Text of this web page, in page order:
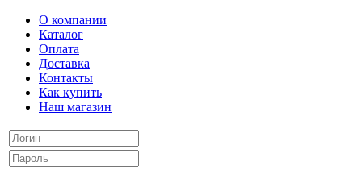
О компании
Каталог
Оплата
Доставка
Контакты
Как купить
Наш магазин